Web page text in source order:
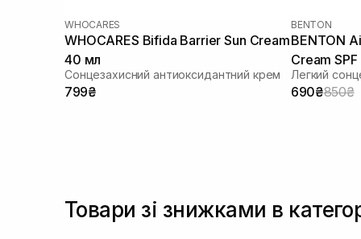
Пробіотики
Розмарин
Сік гібіскуса
Сквалан
WHOCARES
WHOCARES Bifida Barrier Sun Cream
40 мл
Сонцезахисний антиоксидантний крем
799₴
BENTON
BENTON
Cream
Легкий
690₴850₴
Товари зі знижками в